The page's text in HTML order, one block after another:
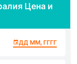
с тройным
развлечениями
Белинды».
катаясь по
Цена и
ДД ММ, ГГГГ